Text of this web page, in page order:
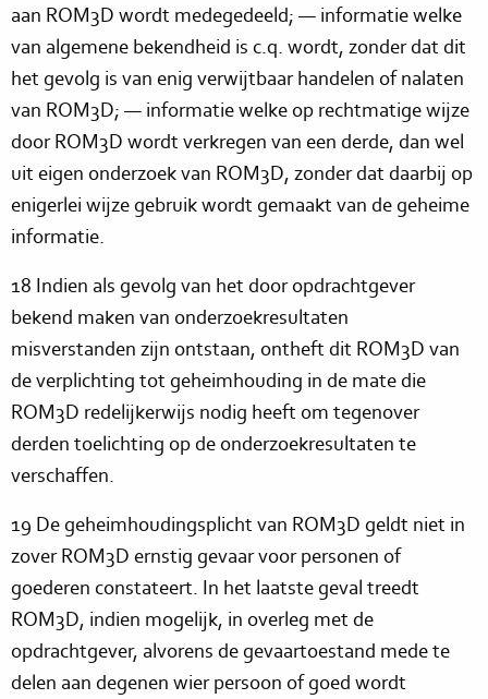
aan ROM3D wordt medegedeeld; — informatie welke
van algemene bekendheid is c.q. wordt, zonder dat dit
het gevolg is van enig verwijtbaar handelen of nalaten
van ROM3D; — informatie welke op rechtmatige wijze
door ROM3D wordt verkregen van een derde, dan wel
uit eigen onderzoek van ROM3D, zonder dat daarbij op
enigerlei wijze gebruik wordt gemaakt van de geheime
informatie.
18 Indien als gevolg van het door opdrachtgever
bekend maken van onderzoekresultaten
misverstanden zijn ontstaan, ontheft dit ROM3D van
de verplichting tot geheimhouding in de mate die
ROM3D redelijkerwijs nodig heeft om tegenover
derden toelichting op de onderzoekresultaten te
verschaffen.
19 De geheimhoudingsplicht van ROM3D geldt niet in
zover ROM3D ernstig gevaar voor personen of
goederen constateert. In het laatste geval treedt
ROM3D, indien mogelijk, in overleg met de
opdrachtgever, alvorens de gevaartoestand mede te
delen aan degenen wier persoon of goed wordt